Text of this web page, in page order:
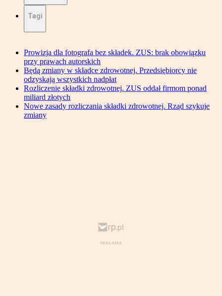
Tagi
Prowizja dla fotografa bez składek. ZUS: brak obowiązku
przy prawach autorskich
Będą zmiany w składce zdrowotnej. Przedsiębiorcy nie
odzyskają wszystkich nadpłat
Rozliczenie składki zdrowotnej. ZUS oddał firmom ponad
miliard złotych
Nowe zasady rozliczania składki zdrowotnej. Rząd szykuje
zmiany